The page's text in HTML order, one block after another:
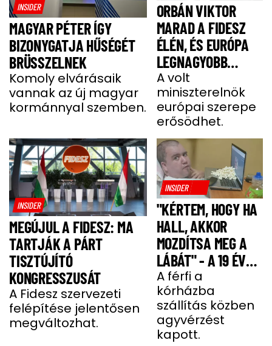
INSIDER
MAGYAR PÉTER ÍGY
BIZONYGATJA HŰSÉGÉT
BRÜSSZELNEK
Komoly elvárásaik
vannak az új magyar
kormánnyal szemben.
ORBÁN VIKTOR
MARAD A FIDESZ
ÉLÉN, ÉS EURÓPA
LEGNAGYOBB
JOBBOLDALI
SZÖVETSÉGÉT
ÉPÍTI TOVÁBB
A volt
miniszterelnök
európai szerepe
erősödhet.
INSIDER
MEGÚJUL A FIDESZ: MA
TARTJÁK A PÁRT
TISZTÚJÍTÓ
KONGRESSZUSÁT
A Fidesz szervezeti
felépítése jelentősen
megváltozhat.
INSIDER
"KÉRTEM, HOGY HA
HALL, AKKOR
MOZDÍTSA MEG A
LÁBÁT" - A 19 ÉVES
BENCE HÓNAPOKIG
KÓMÁBAN FEKÜDT
A BALESETE UTÁN
A férfi a
kórházba
szállítás közben
agyvérzést
kapott.